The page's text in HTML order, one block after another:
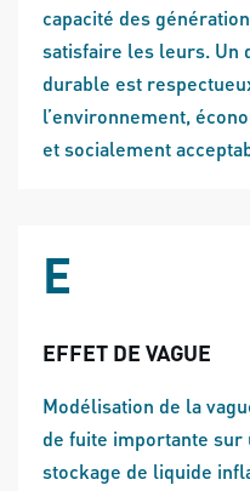
capacité des
satisfaire les leurs. Un
durable est
l’environnement,
et socialement
E
EFFET DE VAGUE
Modélisation de la
de fuite importante sur
stockage de liquide